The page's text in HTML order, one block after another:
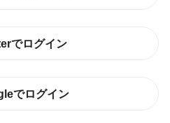
でログイン
でログイン